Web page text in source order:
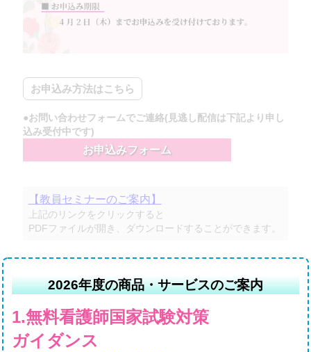
お申込み方法はこちら
●お問い合わせフォームでご連絡(見逃し配信は下記より申し
込み受付中です)
お申込みフォーム
【教員セミナーのご案内】
上記のリンクをクリックすると
PDFファイルが開き、ダウンロードすることができます。
2026年度の商品・サービスのご案内
1.無料看護師国家試験対策
ガイダンス